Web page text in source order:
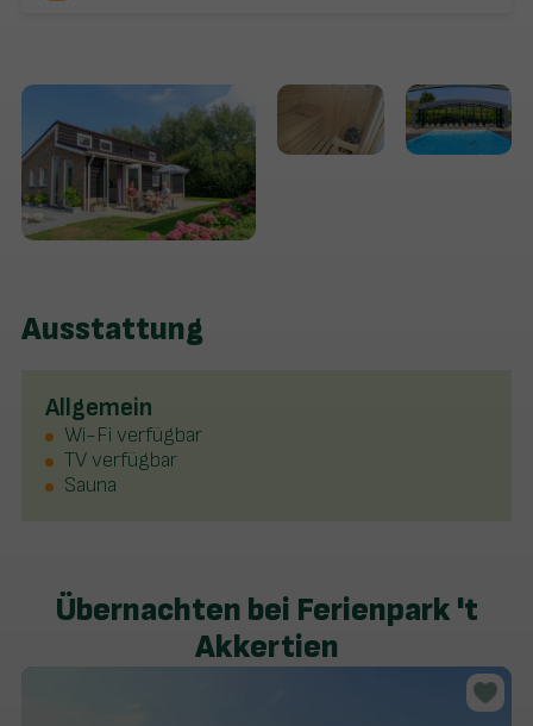
Ausstattung
Allgemein
Wi-Fi verfügbar
TV verfügbar
Sauna
Übernachten bei Ferienpark 't
Akkertien